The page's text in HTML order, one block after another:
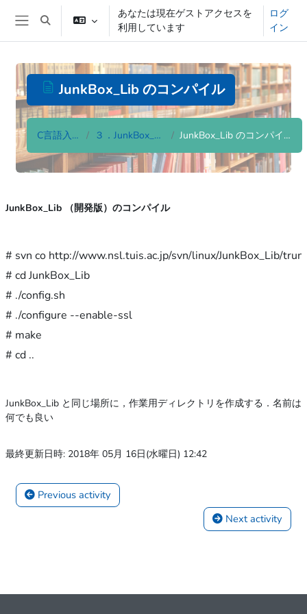
メインコンテンツへスキップする
サイドパネル
検索入力に切り替える
あなたは現在ゲストアクセスを
利用しています
ログ
イン
JunkBox_Lib のコンパイル
C言語入門 ３．JunkBox_Lib JunkBox_Lib のコンパイル
JunkBox_Lib （開発版）のコンパイル
# svn co http://www.nsl.tuis.ac.jp/svn/linux/JunkBox_Lib/
# cd JunkBox_Lib
# ./config.sh
# ./configure --enable-ssl
# make
# cd ..
JunkBox_Lib と同じ場所に，作業用ディレクトリを作成する．名前は
何でも良い
最終更新日時: 2018年 05月 16日(水曜日) 12:42
Previous activity
Next activity